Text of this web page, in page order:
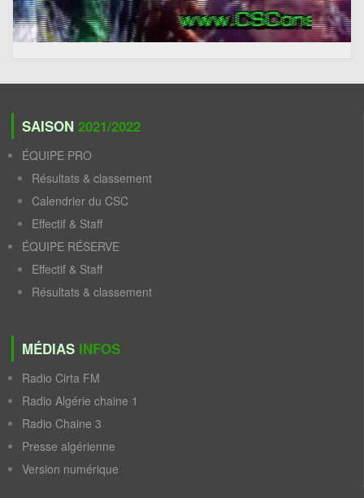
SAISON 2021/2022
ÉQUIPE PRO
Résultats & classement
Calendrier du CSC
Effectif & Staff
ÉQUIPE RÉSERVE
Effectif & Staff
Résultats & classement
MÉDIAS INFOS
Radio Cirta FM
Radio Algérie chaine 1
Radio Chaine 3
Presse algérienne
Version numérique